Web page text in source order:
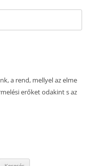
a rend, mellyel az elme
erőket odakint s az